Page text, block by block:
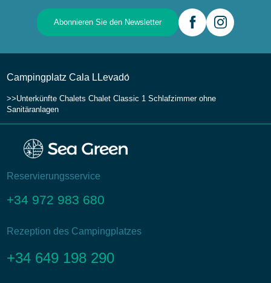
Abonnieren Sie den Newsletter
Campingplatz Cala LLevadо́
Unterkünfte Chalets Chalet Classic 1 Schlafzimmer ohne
Sanitäranlagen
Reservierungsservice
+34 972 983 680
Rezeption des Campingplatzes
+34 649 198 290